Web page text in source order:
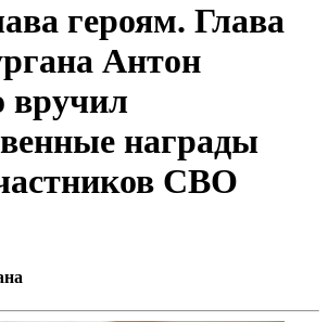
героям. Глава
Антон
вручил
награды
СВО